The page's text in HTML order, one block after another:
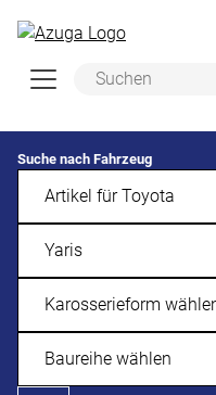
Suche nach Fahrzeug